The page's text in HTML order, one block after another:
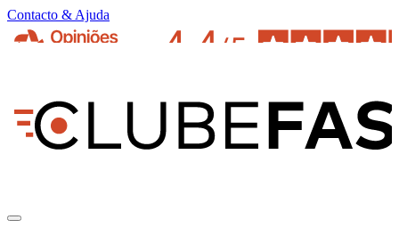
Contacto & Ajuda